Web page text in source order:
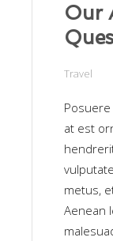
Our
Travel
at est
metus,
Aenean